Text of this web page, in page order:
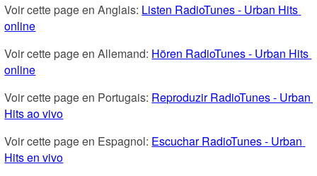
Voir cette page en Anglais: Listen RadioTunes - Urban Hits
online
Voir cette page en Allemand: Hören RadioTunes - Urban Hits
online
Voir cette page en Portugais: Reproduzir RadioTunes - Urban
Hits ao vivo
Voir cette page en Espagnol: Escuchar RadioTunes - Urban
Hits en vivo